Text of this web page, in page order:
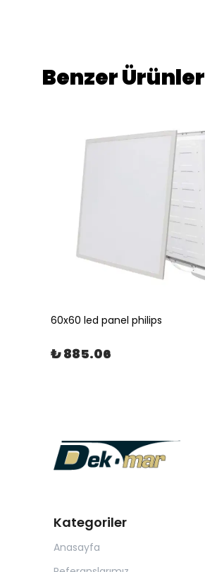
Benzer Ürünler
60x60 led panel philips
₺ 885.06
Kategoriler
Anasayfa